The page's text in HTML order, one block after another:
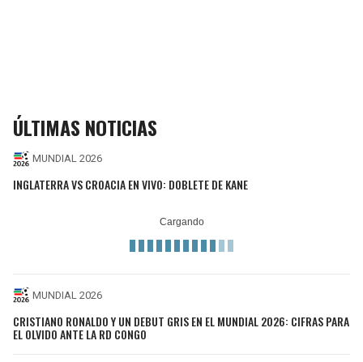
ÚLTIMAS NOTICIAS
MUNDIAL 2026
INGLATERRA VS CROACIA EN VIVO: DOBLETE DE KANE
MUNDIAL 2026
CRISTIANO RONALDO Y UN DEBUT GRIS EN EL MUNDIAL 2026: CIFRAS PARA
EL OLVIDO ANTE LA RD CONGO